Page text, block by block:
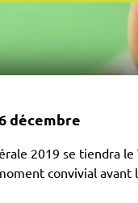
décembre
2019 se tiendra
convivial